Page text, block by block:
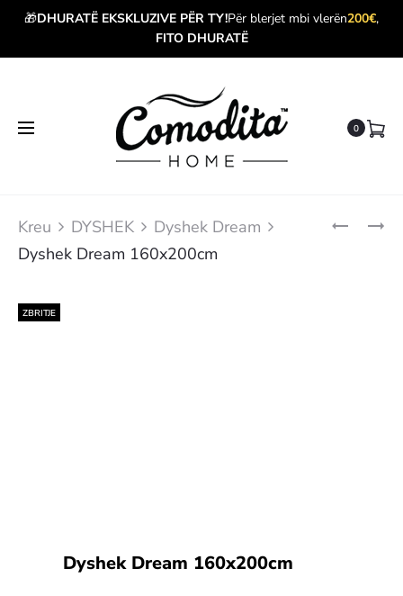
🎁DHURATË EKSKLUZIVE PËR TY!Për blerjet mbi vlerën200€,
FITO DHURATË
0
Kreu DYSHEK
Dyshek Dream
Dyshek Dream 160x200cm
ZBRITJE
Dyshek Dream 160x200cm